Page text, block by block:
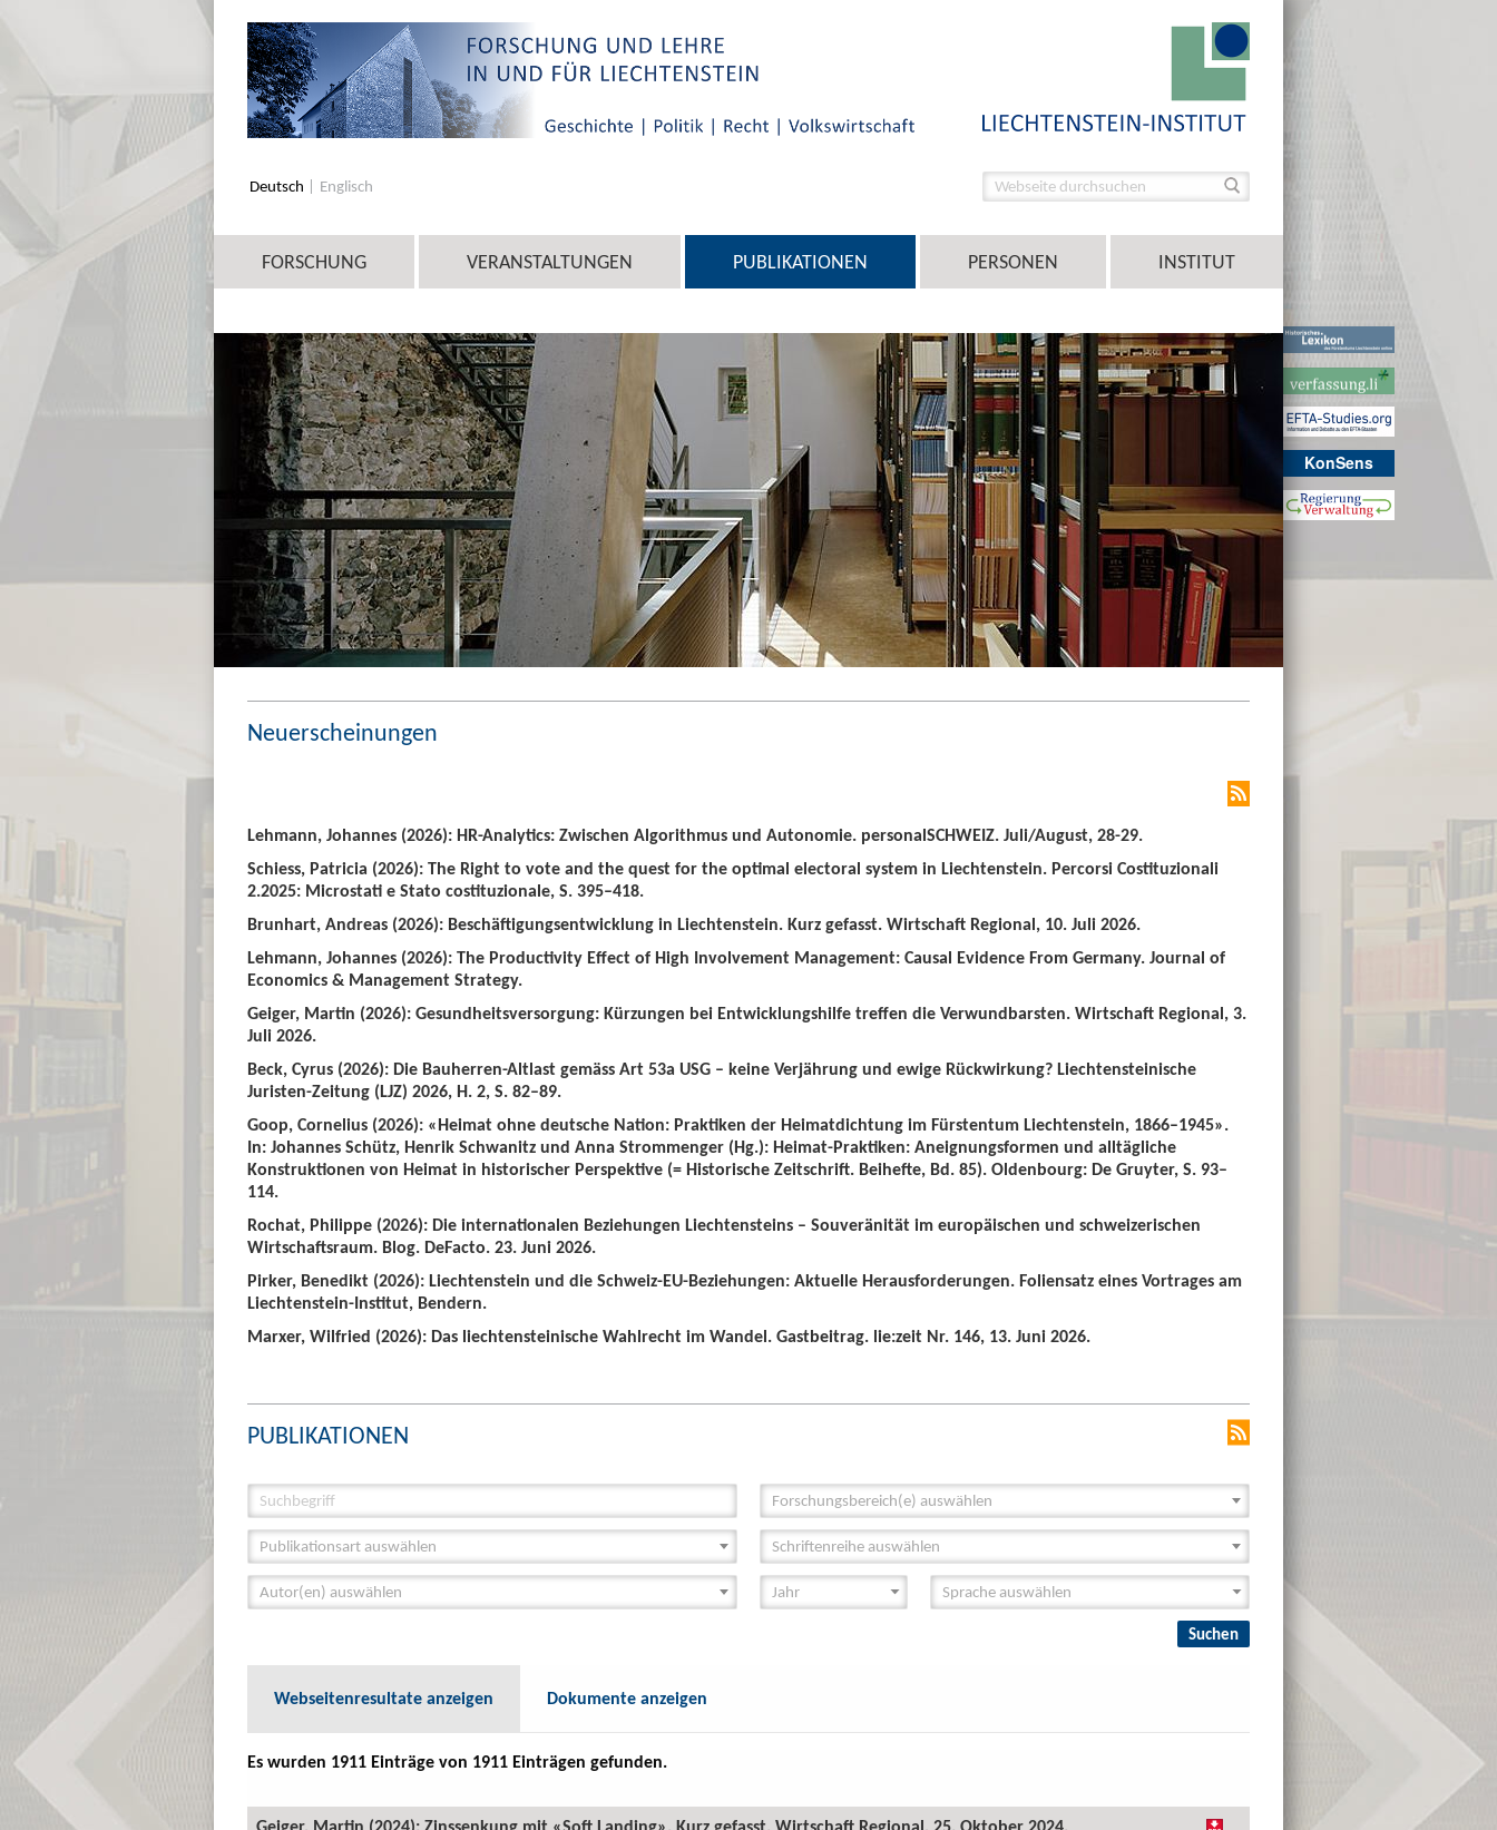
KonSens
Deutsch Englisch
FORSCHUNG VERANSTALTUNGEN PUBLIKATIONEN PERSONEN INSTITUT
Neuerscheinungen
Lehmann, Johannes (2026): HR-Analytics: Zwischen Algorithmus und Autonomie. personalSCHWEIZ. Juli/August, 28-29.
Schiess, Patricia (2026): The Right to vote and the quest for the optimal electoral system in Liechtenstein. Percorsi Costituzionali
2.2025: Microstati e Stato costituzionale, S. 395–418.
Brunhart, Andreas (2026): Beschäftigungsentwicklung in Liechtenstein. Kurz gefasst. Wirtschaft Regional, 10. Juli 2026.
Lehmann, Johannes (2026): The Productivity Effect of High Involvement Management: Causal Evidence From Germany. Journal of
Economics & Management Strategy.
Geiger, Martin (2026): Gesundheitsversorgung: Kürzungen bei Entwicklungshilfe treffen die Verwundbarsten. Wirtschaft Regional, 3.
Juli 2026.
Beck, Cyrus (2026): Die Bauherren-Altlast gemäss Art 53a USG – keine Verjährung und ewige Rückwirkung? Liechtensteinische
Juristen-Zeitung (LJZ) 2026, H. 2, S. 82–89.
Goop, Cornelius (2026): «Heimat ohne deutsche Nation: Praktiken der Heimatdichtung im Fürstentum Liechtenstein, 1866–1945».
In: Johannes Schütz, Henrik Schwanitz und Anna Strommenger (Hg.): Heimat-Praktiken: Aneignungsformen und alltägliche
Konstruktionen von Heimat in historischer Perspektive (= Historische Zeitschrift. Beihefte, Bd. 85). Oldenbourg: De Gruyter, S. 93–
114.
Rochat, Philippe (2026): Die internationalen Beziehungen Liechtensteins – Souveränität im europäischen und schweizerischen
Wirtschaftsraum. Blog. DeFacto. 23. Juni 2026.
Pirker, Benedikt (2026): Liechtenstein und die Schweiz-EU-Beziehungen: Aktuelle Herausforderungen. Foliensatz eines Vortrages am
Liechtenstein-Institut, Bendern.
Marxer, Wilfried (2026): Das liechtensteinische Wahlrecht im Wandel. Gastbeitrag. lie:zeit Nr. 146, 13. Juni 2026.
PUBLIKATIONEN
Forschungsbereich(e) auswählen
Publikationsart auswählen Schriftenreihe auswählen
Autor(en) auswählen
Webseitenresultate anzeigen Dokumente anzeigen
Es wurden 1911 Einträge von 1911 Einträgen gefunden.
Geiger, Martin (2024): Zinssenkung mit «Soft Landing». Kurz gefasst. Wirtschaft Regional, 25. Oktober 2024.